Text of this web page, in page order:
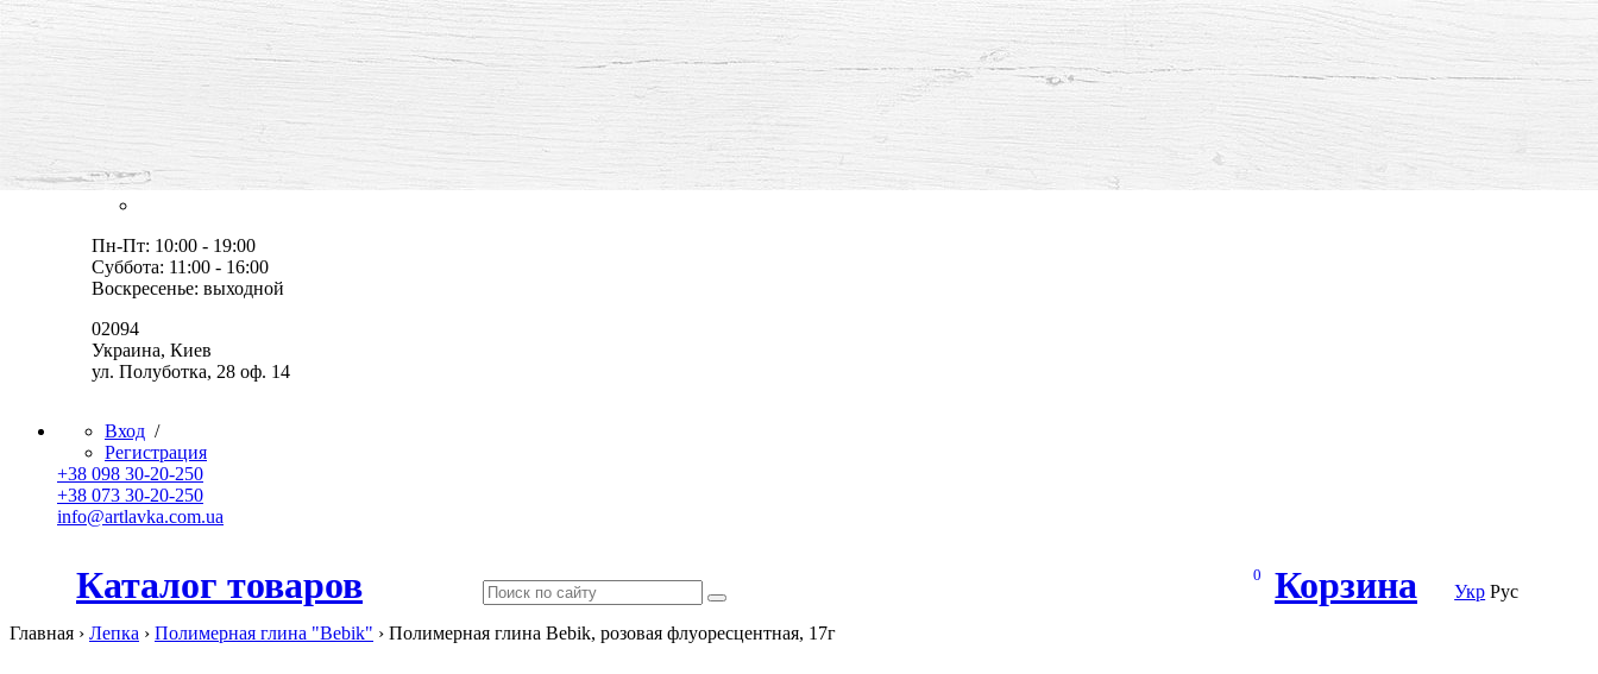
все для творчества и хобби,
товары, мастер-классы, идеи
Оплата и доставка
Контакты
Пн-Пт: 10:00 - 19:00
Суббота: 11:00 - 16:00
Воскресенье: выходной
02094
Украина, Киев
ул. Полуботка, 28 оф. 14
Вход /
Регистрация
+38 098 30-20-250
+38 073 30-20-250
info@artlavka.com.ua
Каталог товаров Корзина
0
Укр Рус
Главная › Лепка › Полимерная глина "Bebik" › Полимерная глина Bebik, розовая флуоресцентная, 17г